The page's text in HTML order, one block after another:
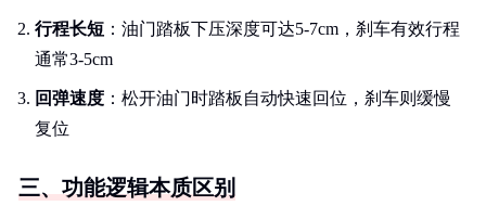
行程长短 ：油门踏板下压深度可达5-7cm，刹车有效行程
通常3-5cm
回弹速度 ：松开油门时踏板自动快速回位，刹车则缓慢
复位
三、功能逻辑本质区别